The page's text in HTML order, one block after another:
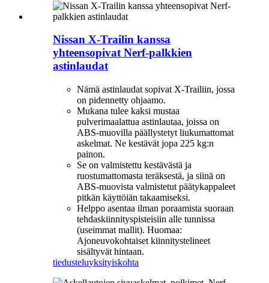
Nissan X-Trailin kanssa
yhteensopivat Nerf-palkkien
astinlaudat
Nämä astinlaudat sopivat X-Trailiin, jossa
on pidennetty ohjaamo.
Mukana tulee kaksi mustaa
pulverimaalattua astinlautaa, joissa on
ABS-muovilla päällystetyt liukumattomat
askelmat. Ne kestävät jopa 225 kg:n
painon.
Se on valmistettu kestävästä ja
ruostumattomasta teräksestä, ja siinä on
ABS-muovista valmistetut päätykappaleet
pitkän käyttöiän takaamiseksi.
Helppo asentaa ilman poraamista suoraan
tehdaskiinnityspisteisiin alle tunnissa
(useimmat mallit). Huomaa:
Ajoneuvokohtaiset kiinnitystelineet
sisältyvät hintaan.
tiedusteluyksityiskohta